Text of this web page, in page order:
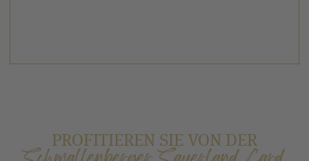
PROFITIEREN SIE VON DER